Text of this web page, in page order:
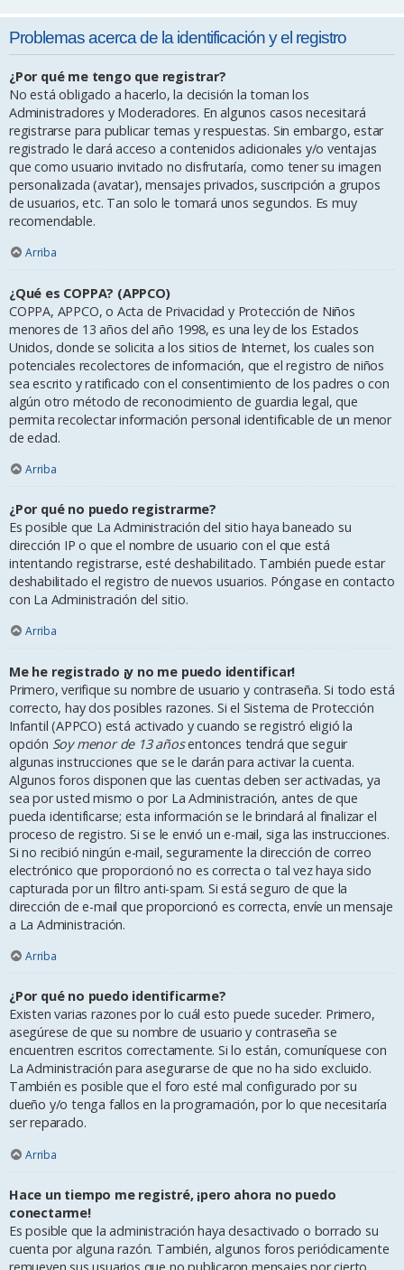
Problemas acerca de la identificación y el registro
¿Por qué me tengo que registrar?
No está obligado a hacerlo, la decisión la toman los
Administradores y Moderadores. En algunos casos necesitará
registrarse para publicar temas y respuestas. Sin embargo, estar
registrado le dará acceso a contenidos adicionales y/o ventajas
que como usuario invitado no disfrutaría, como tener su imagen
personalizada (avatar), mensajes privados, suscripción a grupos
de usuarios, etc. Tan solo le tomará unos segundos. Es muy
recomendable.
Arriba
¿Qué es COPPA? (APPCO)
COPPA, APPCO, o Acta de Privacidad y Protección de Niños
menores de 13 años del año 1998, es una ley de los Estados
Unidos, donde se solicita a los sitios de Internet, los cuales son
potenciales recolectores de información, que el registro de niños
sea escrito y ratificado con el consentimiento de los padres o con
algún otro método de reconocimiento de guardia legal, que
permita recolectar información personal identificable de un menor
de edad.
Arriba
¿Por qué no puedo registrarme?
Es posible que La Administración del sitio haya baneado su
dirección IP o que el nombre de usuario con el que está
intentando registrarse, esté deshabilitado. También puede estar
deshabilitado el registro de nuevos usuarios. Póngase en contacto
con La Administración del sitio.
Arriba
Me he registrado ¡y no me puedo identificar!
Primero, verifique su nombre de usuario y contraseña. Si todo está
correcto, hay dos posibles razones. Si el Sistema de Protección
Infantil (APPCO) está activado y cuando se registró eligió la
opción Soy menor de 13 añosentonces tendrá que seguir
algunas instrucciones que se le darán para activar la cuenta.
Algunos foros disponen que las cuentas deben ser activadas, ya
sea por usted mismo o por La Administración, antes de que
pueda identificarse; esta información se le brindará al finalizar el
proceso de registro. Si se le envió un e-mail, siga las instrucciones.
Si no recibió ningún e-mail, seguramente la dirección de correo
electrónico que proporcionó no es correcta o tal vez haya sido
capturada por un filtro anti-spam. Si está seguro de que la
dirección de e-mail que proporcionó es correcta, envíe un mensaje
a La Administración.
Arriba
¿Por qué no puedo identificarme?
Existen varias razones por lo cuál esto puede suceder. Primero,
asegúrese de que su nombre de usuario y contraseña se
encuentren escritos correctamente. Si lo están, comuníquese con
La Administración para asegurarse de que no ha sido excluido.
También es posible que el foro esté mal configurado por su
dueño y/o tenga fallos en la programación, por lo que necesitaría
ser reparado.
Arriba
Hace un tiempo me registré, ¡pero ahora no puedo
conectarme!
Es posible que la administración haya desactivado o borrado su
cuenta por alguna razón. También, algunos foros periódicamente